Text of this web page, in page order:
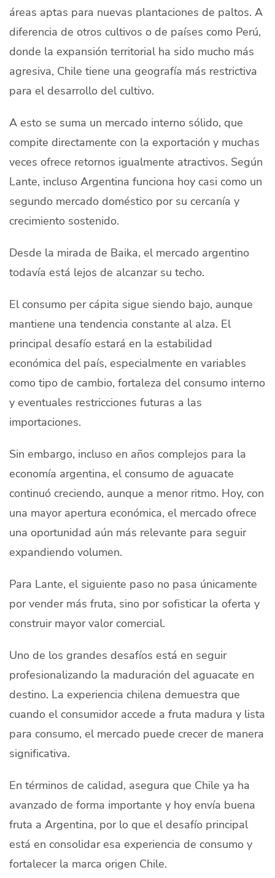
áreas aptas para nuevas plantaciones de paltos. A
diferencia de otros cultivos o de países como Perú,
donde la expansión territorial ha sido mucho más
agresiva, Chile tiene una geografía más restrictiva
para el desarrollo del cultivo.
A esto se suma un mercado interno sólido, que
compite directamente con la exportación y muchas
veces ofrece retornos igualmente atractivos. Según
Lante, incluso Argentina funciona hoy casi como un
segundo mercado doméstico por su cercanía y
crecimiento sostenido.
Desde la mirada de Baika, el mercado argentino
todavía está lejos de alcanzar su techo.
El consumo per cápita sigue siendo bajo, aunque
mantiene una tendencia constante al alza. El
principal desafío estará en la estabilidad
económica del país, especialmente en variables
como tipo de cambio, fortaleza del consumo interno
y eventuales restricciones futuras a las
importaciones.
Sin embargo, incluso en años complejos para la
economía argentina, el consumo de aguacate
continuó creciendo, aunque a menor ritmo. Hoy, con
una mayor apertura económica, el mercado ofrece
una oportunidad aún más relevante para seguir
expandiendo volumen.
Para Lante, el siguiente paso no pasa únicamente
por vender más fruta, sino por sofisticar la oferta y
construir mayor valor comercial.
Uno de los grandes desafíos está en seguir
profesionalizando la maduración del aguacate en
destino. La experiencia chilena demuestra que
cuando el consumidor accede a fruta madura y lista
para consumo, el mercado puede crecer de manera
significativa.
En términos de calidad, asegura que Chile ya ha
avanzado de forma importante y hoy envía buena
fruta a Argentina, por lo que el desafío principal
está en consolidar esa experiencia de consumo y
fortalecer la marca origen Chile.